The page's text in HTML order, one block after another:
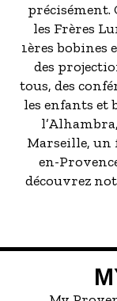
précisément.
les Frères
1ères bobines
des
tous, des
les enfants et
Marseille, un
en-
découvrez